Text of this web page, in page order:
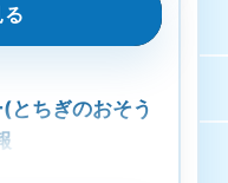
とちぎのおそう